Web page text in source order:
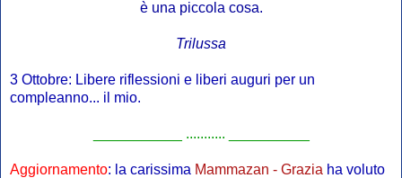
è una piccola cosa.
Trilussa
3 Ottobre: Libere riflessioni e liberi auguri per un
compleanno... il mio.
___________ ........... __________
Aggiornamento: la carissima Mammazan - Grazia ha voluto